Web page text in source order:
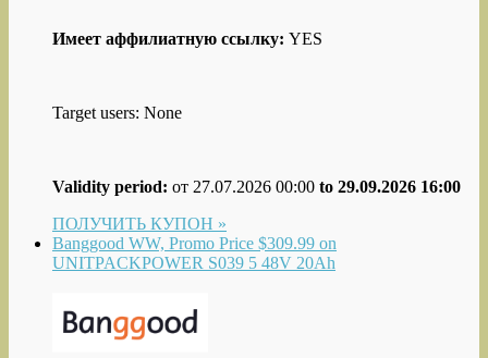
Имеет аффилиатную ссылку: YES
Target users: None
Validity period: от 27.07.2026 00:00 to 29.09.2026 16:00
ПОЛУЧИТЬ КУПОН »
Banggood WW, Promo Price $309.99 on
UNITPACKPOWER S039 5 48V 20Ah